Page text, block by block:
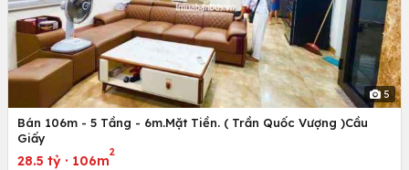
5
Bán 106m - 5 Tầng - 6m.Mặt Tiền. ( Trần Quốc Vượng )Cầu
Giấy
28.5 tỷ · 106m
2